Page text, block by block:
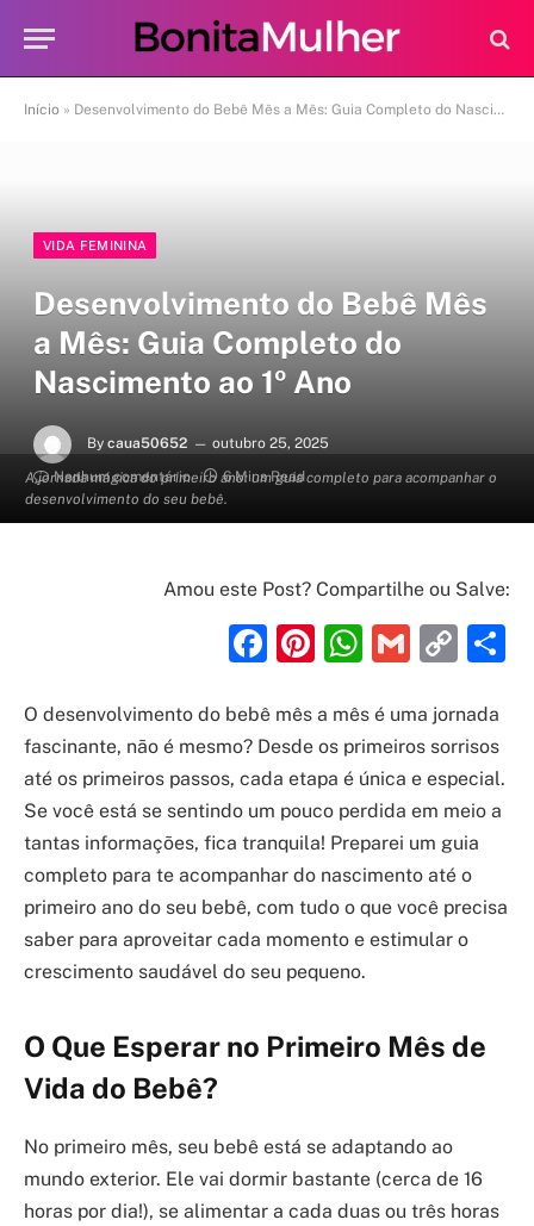
Início » Desenvolvimento do Bebê Mês a Mês: Guia Completo do Nascimento ao 1º Ano
A jornada mágica do primeiro ano: um guia completo para acompanhar o
desenvolvimento do seu bebê.
VIDA FEMININA
Desenvolvimento do Bebê Mês
a Mês: Guia Completo do
Nascimento ao 1º Ano
By caua50652
outubro 25, 2025
Nenhum comentário
6 Mins Read
Amou este Post? Compartilhe ou Salve:
Facebook
Pinterest
Gmail
O desenvolvimento do bebê mês a mês é uma jornada
fascinante, não é mesmo? Desde os primeiros sorrisos
até os primeiros passos, cada etapa é única e especial.
Se você está se sentindo um pouco perdida em meio a
tantas informações, fica tranquila! Preparei um guia
completo para te acompanhar do nascimento até o
primeiro ano do seu bebê, com tudo o que você precisa
saber para aproveitar cada momento e estimular o
crescimento saudável do seu pequeno.
O Que Esperar no Primeiro Mês de
Vida do Bebê?
No primeiro mês, seu bebê está se adaptando ao
mundo exterior. Ele vai dormir bastante (cerca de 16
horas por dia!), se alimentar a cada duas ou três horas